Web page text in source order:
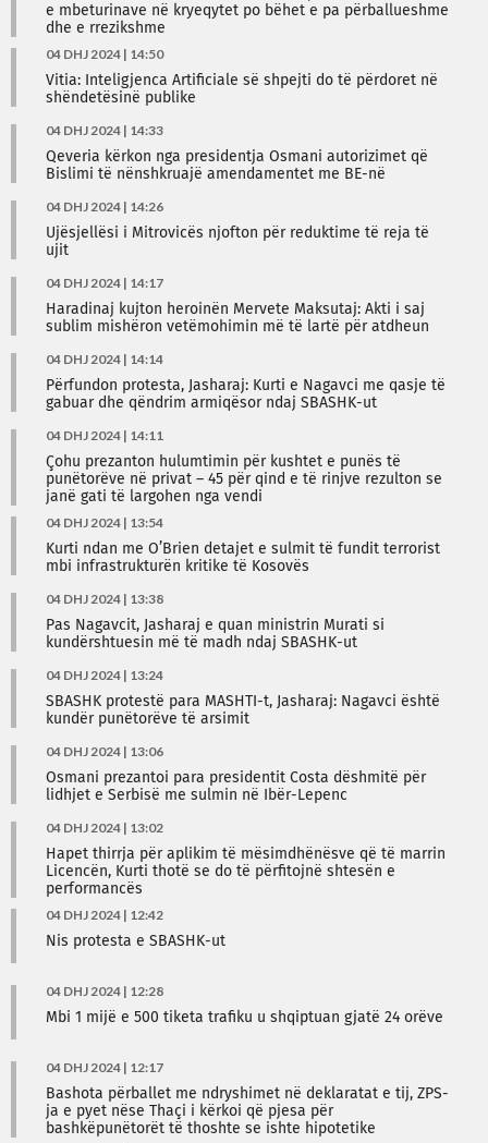
e mbeturinave në kryeqytet po bëhet e pa përballueshme
dhe e rrezikshme
04 DHJ 2024 | 14:50
Vitia: Inteligjenca Artificiale së shpejti do të përdoret në
shëndetësinë publike
04 DHJ 2024 | 14:33
Qeveria kërkon nga presidentja Osmani autorizimet që
Bislimi të nënshkruajë amendamentet me BE-në
04 DHJ 2024 | 14:26
Ujësjellësi i Mitrovicës njofton për reduktime të reja të
ujit
04 DHJ 2024 | 14:17
Haradinaj kujton heroinën Mervete Maksutaj: Akti i saj
sublim mishëron vetëmohimin më të lartë për atdheun
04 DHJ 2024 | 14:14
Përfundon protesta, Jasharaj: Kurti e Nagavci me qasje të
gabuar dhe qëndrim armiqësor ndaj SBASHK-ut
04 DHJ 2024 | 14:11
Çohu prezanton hulumtimin për kushtet e punës të
punëtorëve në privat – 45 për qind e të rinjve rezulton se
janë gati të largohen nga vendi
04 DHJ 2024 | 13:54
Kurti ndan me O’Brien detajet e sulmit të fundit terrorist
mbi infrastrukturën kritike të Kosovës
04 DHJ 2024 | 13:38
Pas Nagavcit, Jasharaj e quan ministrin Murati si
kundërshtuesin më të madh ndaj SBASHK-ut
04 DHJ 2024 | 13:24
SBASHK protestë para MASHTI-t, Jasharaj: Nagavci është
kundër punëtorëve të arsimit
04 DHJ 2024 | 13:06
Osmani prezantoi para presidentit Costa dëshmitë për
lidhjet e Serbisë me sulmin në Ibër-Lepenc
04 DHJ 2024 | 13:02
Hapet thirrja për aplikim të mësimdhënësve që të marrin
Licencën, Kurti thotë se do të përfitojnë shtesën e
performancës
04 DHJ 2024 | 12:42
Nis protesta e SBASHK-ut
04 DHJ 2024 | 12:28
Mbi 1 mijë e 500 tiketa trafiku u shqiptuan gjatë 24 orëve
04 DHJ 2024 | 12:17
Bashota përballet me ndryshimet në deklaratat e tij, ZPS-
ja e pyet nëse Thaçi i kërkoi që pjesa për
bashkëpunëtorët të thoshte se ishte hipotetike